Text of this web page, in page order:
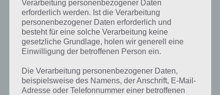
Nun aber zum ultimativen Tipp für den Beginn: Kitzelt den Clumsy
Ninja richtig durch, sodass dieser vor euch wegläuft. Nun schnell
hinterher und die Kiste, wohinter er sich verstecken will, kurz bevor
er eintrifft antippen, sodass diese den Ninja noch trifft. Dadruch
einiges aus. In späteren Level sind 536 Erfahrung für die investierte
Zeit nicht mehr lohnenswert.
Verarbeitung personenbezogener Daten
erforderlich werden. Ist die Verarbeitung
personenbezogener Daten erforderlich und
besteht für eine solche Verarbeitung keine
gesetzliche Grundlage, holen wir generell eine
Einwilligung der betroffenen Person ein.
Die Verarbeitung personenbezogener Daten,
beispielsweise des Namens, der Anschrift, E-Mail-
Adresse oder Telefonnummer einer betroffenen